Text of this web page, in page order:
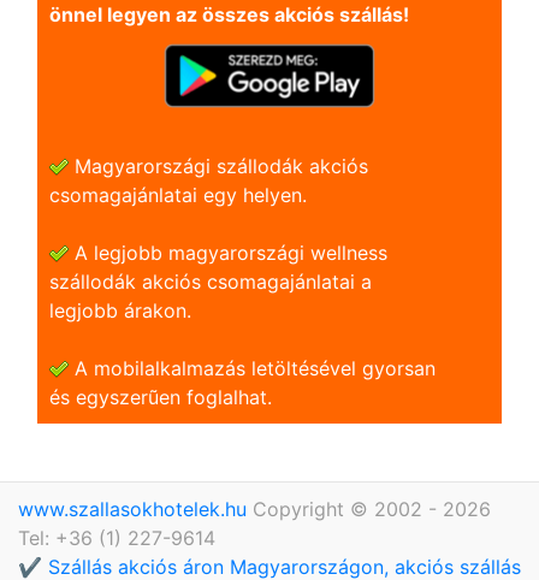
önnel legyen az összes akciós szállás!
Magyarországi szállodák akciós
csomagajánlatai egy helyen.
A legjobb magyarországi wellness
szállodák akciós csomagajánlatai a
legjobb árakon.
A mobilalkalmazás letöltésével gyorsan
és egyszerũen foglalhat.
www.szallasokhotelek.hu Copyright © 2002 - 2026
Tel: +36 (1) 227-9614
✔️ Szállás akciós áron Magyarországon, akciós szállás